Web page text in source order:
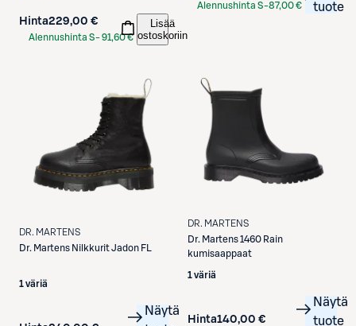
Hinta229,00 €
Alennushinta S-91,60 €
Lisää
ostoskoriin
Alennushinta S-87,00 €
tuote
DR. MARTENS
Dr. Martens Nilkkurit Jadon FL
1 väriä
Näytä
DR. MARTENS
Dr. Martens1460 Rain
kumisaappaat
1 väriä
Hinta140,00 €
Näytä
tuote